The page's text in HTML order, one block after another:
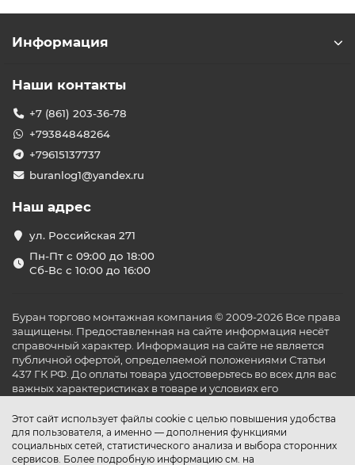
Этот сайт использует файлы cookie с целью повышения удобства
для пользователя, а именно — дополнения функциями
социальных сетей, статистического анализа и выбора сторонних
сервисов. Более подробную информацию см. на
Информация
Наши контакты
+7 (861) 203-36-78
+79384848264
+79615137737
buranlog1@yandex.ru
Наш адрес
ул. Российская 271
Пн-Пт с 09:00 до 18:00
Сб-Вс с 10:00 до 16:00
Буран торгово монтажная компания © 2009-2026 Все права
защищены. Предоставленная на сайте информация несёт
справочный характер. Информация на сайте не является
публичной офертой, определяемой положениями Статьи
437 ГК РФ. До оплаты товара удостоверьтесь во всех для вас
важных характеристиках в товаре и условиях его